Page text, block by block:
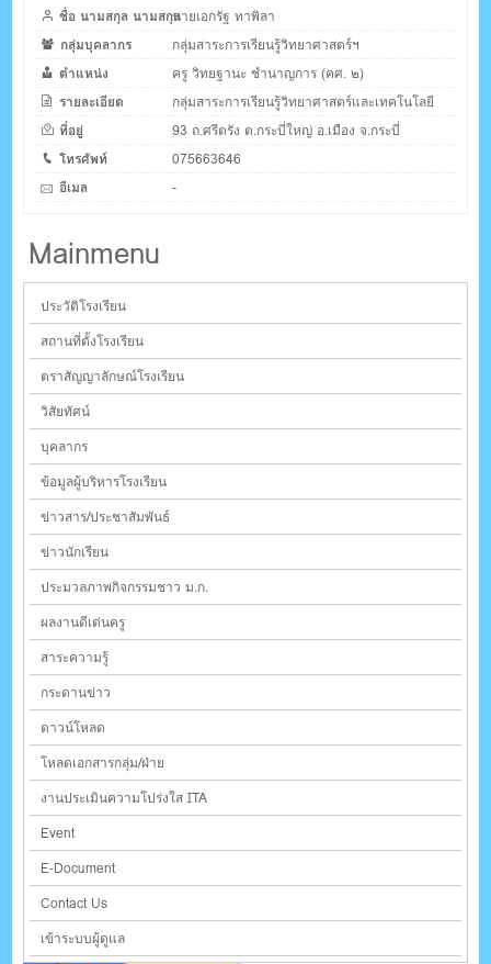
ชื่อ นามสกุล นามสกุลนายเอกรัฐ ทาพิลา
กลุ่มบุคลากร
กลุ่มสาระการเรียนรู้วิทยาศาสตร์ฯ
ตำแหน่ง
ครู วิทยฐานะ ชำนาญการ (คศ. ๒)
รายละเอียด
กลุ่มสาระการเรียนรู้วิทยาศาสตร์และเทคโนโลยี
ที่อยู่
93 ถ.ศรีตรัง ต.กระบี่ใหญ่ อ.เมือง จ.กระบี่
โทรศัพท์
075663646
อีเมล
-
Mainmenu
ประวัติโรงเรียน
สถานที่ตั้งโรงเรียน
ตราสัญญาลักษณ์โรงเรียน
วิสัยทัศน์
บุคลากร
ข้อมูลผู้บริหารโรงเรียน
ข่าวสาร/ประชาสัมพันธ์
ข่าวนักเรียน
ประมวลภาพกิจกรรมชาว ม.ก.
ผลงานดีเด่นครู
สาระความรู้
กระดานข่าว
ดาวน์โหลด
โหลดเอกสารกลุ่ม/ฝ่าย
งานประเมินความโปร่งใส ITA
Event
E-Document
Contact Us
เข้าระบบผู้ดูแล